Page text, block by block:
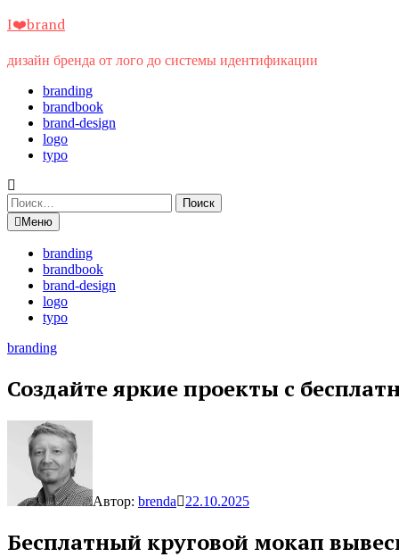
Перейти
содержимому
I❤️brand
дизайн бренда от лого до системы идентификации
branding
brandbook
brand-design
logo
typo
Найти:
Меню
branding
brandbook
brand-design
logo
typo
branding
Создайте яркие проекты с
Автор: brenda 22.10.2025
Бесплатный круговой мокап